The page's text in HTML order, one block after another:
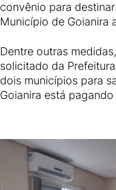
convênio para
Município de Goianira
Dentre outras
solicitado da
dois municípios para
Goianira está